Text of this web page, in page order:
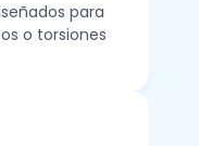
para
o torsiones